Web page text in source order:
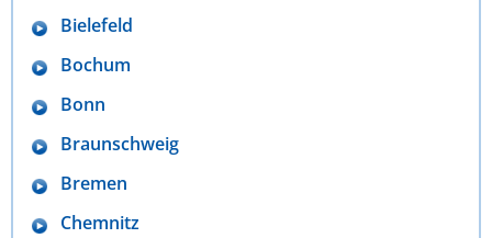
Bielefeld
Bochum
Bonn
Braunschweig
Bremen
Chemnitz